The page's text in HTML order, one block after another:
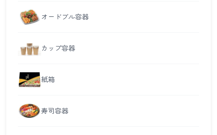
オードブル容器
カップ容器
紙箱
寿司容器